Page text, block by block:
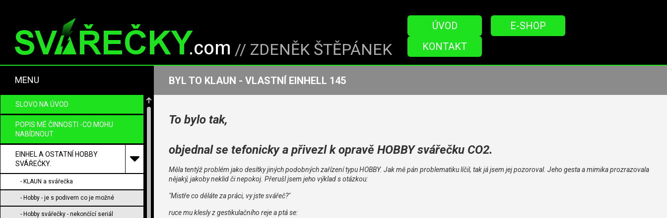
// ZDENĚK ŠTĚPÁNEK
ÚVOD
E-SHOP
KONTAKT
MENU
SLOVO NA ÚVOD
POPIS MÉ ČINNOSTI -CO MOHU
NABÍDNOUT
EINHEL A OSTATNÍ HOBBY
SVÁŘEČKY.
- KLAUN a svářečka
- Hobby - je s podivem co je možné
- Hobby svářečky - nekončící seriál
BYL TO KLAUN - VLASTNÍ EINHELL 145
To bylo tak,
objednal se tefonicky a přivezl k opravě HOBBY svářečku CO2.
Měla tentýž problém jako desítky jiných podobných zařízení typu HOBBY. Jak mě pán problematiku líčil, tak já jsem jej pozoroval. Jeho gesta a mimika prozrazovala
nějaký, jakoby neklid či nepokoj. Přerušl jsem jeho výklad s otázkou:
"Mistře co děláte za práci, vy jste svářeč?"
ruce mu klesly z gestikulačního reje a ptá se: